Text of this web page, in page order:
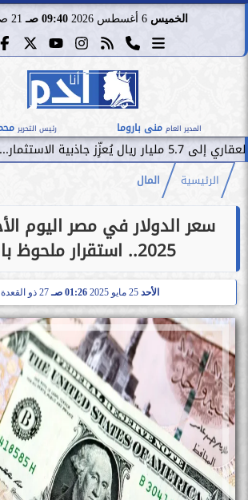
الخميس 09:40 صـ 21 صفر 1448
المدير العام منى باروما رئيس التحرير
سامر
الرئيسية المال
2025.. استقرار ملحوظ بالبنوك
الأحد 25 مايو 2025 01:26 صـ 27 ذو القعدة 1446